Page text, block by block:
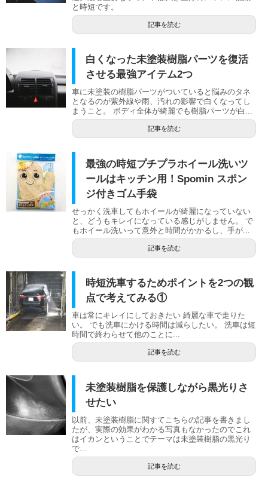
と時短です。
記事を読む
白くなった未塗装樹脂パーツを復活
させる最強アイテム2つ
車に未塗装の樹脂パーツがついていると悩みのタネ
となるのが紫外線や雨、汚れの影響で白くなってし
まうこと。 ボディ全体が綺麗でも樹脂パーツが白...
記事を読む
最強の時短プチプラホイール洗いツ
ールはキッチン用！Spomin スポン
ジ付きゴム手袋
せっかく洗車してもホイールが綺麗になっていない
と、どうもキレイになっている感じがしません。 で
もホイール洗いって意外と時間がかかるし、手が...
記事を読む
時短洗車するためポイントを2つの観
点で考えてみる①
車は常にキレイにしておきたい 綺麗な車で走りた
い。 でも洗車にかける時間は減らしたい。 洗車は短
時間で終わらせて他のことに...
記事を読む
未塗装樹脂を保護しながら黒光りさ
せたい
以前、未塗装樹脂に関すてこちらの記事を書きまし
たが、実際の効果がわかる写真もなかったのでこれ
はイカンということでテーマは未塗装樹脂の黒光り
で...
記事を読む